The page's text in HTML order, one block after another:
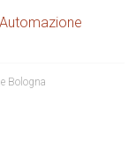
Automazione
Bologna